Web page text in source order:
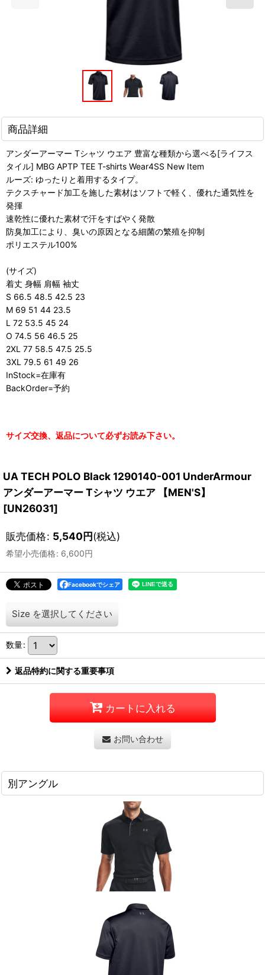
商品詳細
アンダーアーマー Tシャツ ウエア 豊富な種類から選べる[ライフス
タイル] MBG APTP TEE T-shirts Wear4SS New Item
ルーズ: ゆったりと着用するタイプ。
テクスチャード加工を施した素材はソフトで軽く、優れた通気性を
発揮
速乾性に優れた素材で汗をすばやく発散
防臭加工により、臭いの原因となる細菌の繁殖を抑制
ポリエステル100%
(サイズ)
着丈 身幅 肩幅 袖丈
S 66.5 48.5 42.5 23
M 69 51 44 23.5
L 72 53.5 45 24
O 74.5 56 46.5 25
2XL 77 58.5 47.5 25.5
3XL 79.5 61 49 26
InStock=在庫有
BackOrder=予約
サイズ交換、返品について必ずお読み下さい。
UA TECH POLO Black 1290140-001 UnderArmour
アンダーアーマー Tシャツ ウエア 【MEN'S】
[UN26031]
販売価格: 5,540円(税込)
希望小売価格: 6,600円
Facebookでシェア
Size を選択してください
数量:
返品特約に関する重要事項
カートに入れる
お問い合わせ
別アングル